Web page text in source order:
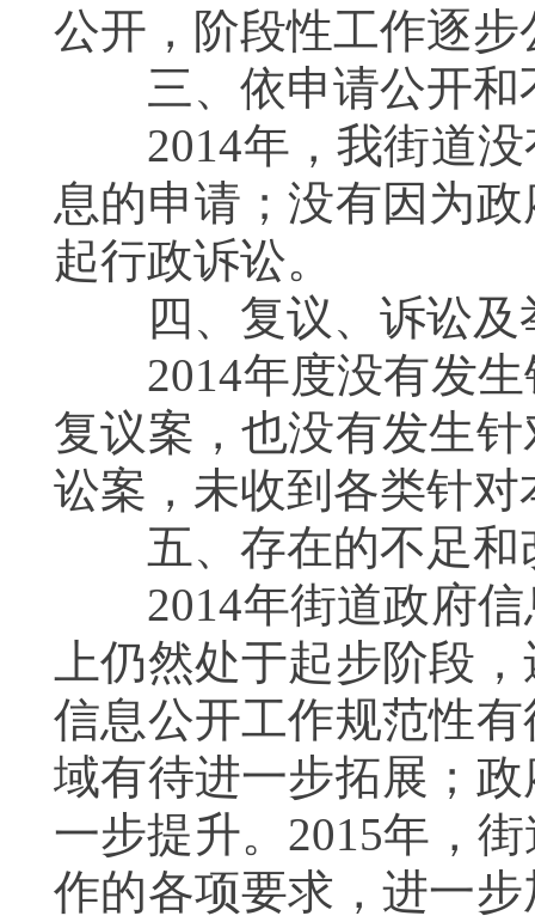
公开，阶段性工作逐
三、依申请公开
2014年，我街道
息的申请；没有因为
起行政诉讼。
四、复议、诉讼
2014年度没有发
复议案，也没有发生
讼案，未收到各类针
五、存在的不足和
2014年街道政府
上仍然处于起步阶段
信息公开工作规范性
域有待进一步拓展；
一步提升。2015年，
作的各项要求，进一